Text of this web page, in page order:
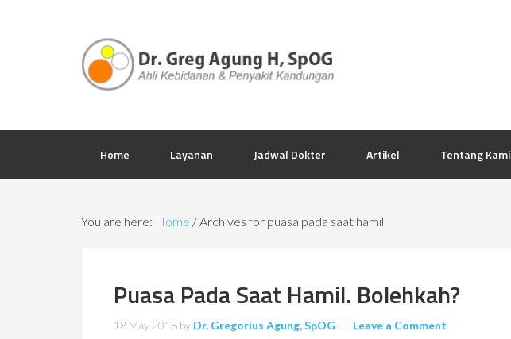
Home Layanan Jadwal Dokter Artikel Tentang Kami
You are here: Home /Archives for puasa pada saat hamil
Puasa Pada Saat Hamil. Bolehkah?
18 May 2018 by Dr. Gregorius Agung, SpOG Leave a Comment